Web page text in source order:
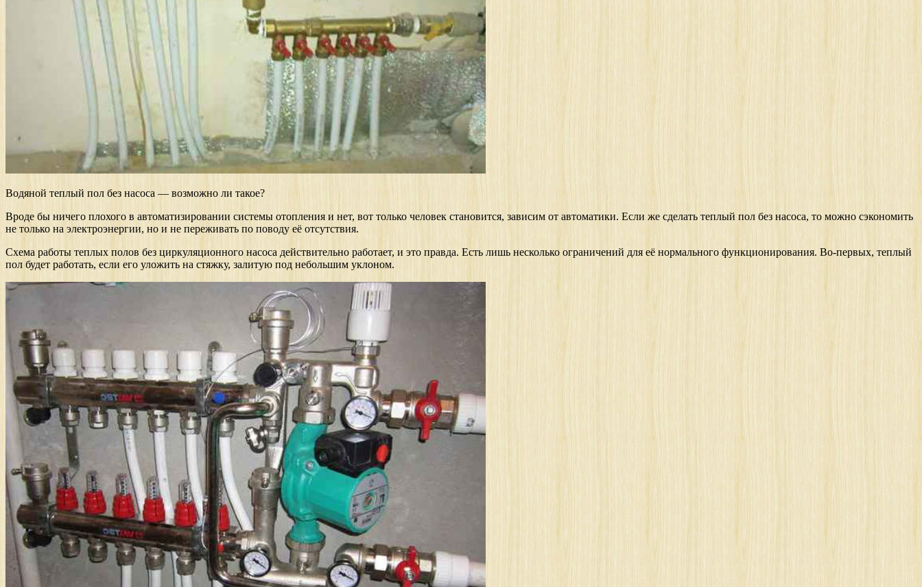
Водяной теплый пол без насоса — возможно ли такое?
Вроде бы ничего плохого в автоматизировании системы отопления и нет, вот только человек становится, зависим от автоматики. Если же сделать теплый пол без насоса, то можно сэкономить
не только на электроэнергии, но и не переживать по поводу её отсутствия.
Схема работы теплых полов без циркуляционного насоса действительно работает, и это правда. Есть лишь несколько ограничений для её нормального функционирования. Во-первых, теплый
пол будет работать, если его уложить на стяжку, залитую под небольшим уклоном.